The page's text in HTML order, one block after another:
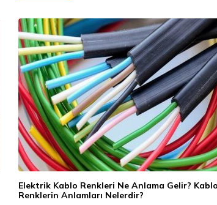
Elektrik Kablo Renkleri Ne Anlama Gelir?
Renklerin Anlamları Nelerdir?